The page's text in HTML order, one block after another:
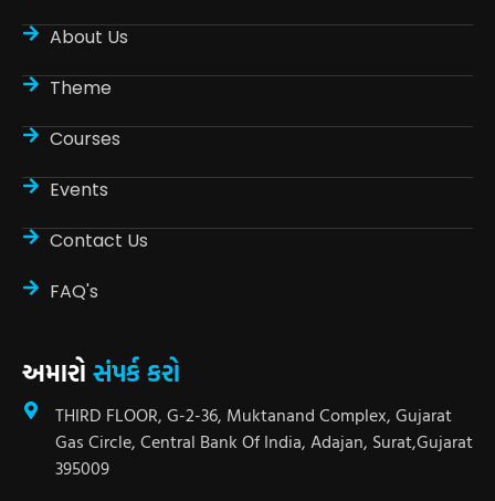
About Us
Theme
Courses
Events
Contact Us
FAQ's
અમારો સંપર્ક કરો
THIRD FLOOR, G-2-36, Muktanand Complex, Gujarat
Gas Circle, Central Bank Of India, Adajan, Surat,Gujarat
395009